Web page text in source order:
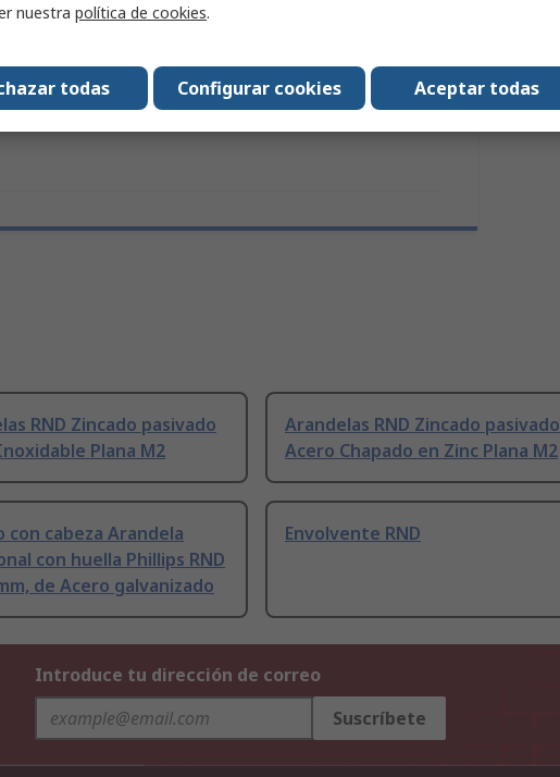
y estándares No
RND Zincado pasivado
Plana M2
Arandelas RND Zincado pasivado
Acero Chapado en Zinc Plana M2
con cabeza Arandela
con huella Phillips RND
de Acero galvanizado
Envolvente RND
Introduce tu dirección de correo
Suscríbete
nuestra política de cookies.
Aceptar todas
Configurar cookies
todas